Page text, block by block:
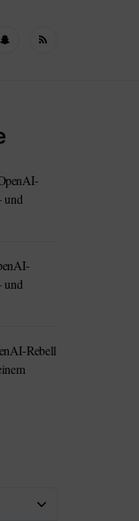
und
und
Rebell